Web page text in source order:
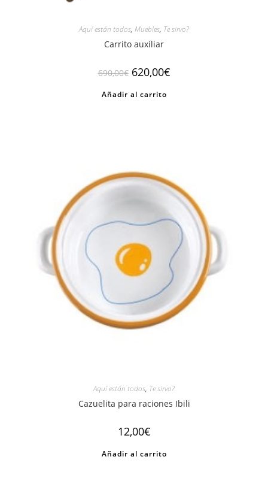
Aquí están todos, Muebles, Te sirvo?
Carrito auxiliar
690,00€ El
precio
era:
620,00€El
precio
Añadir al carrito
Aquí están todos, Te sirvo?
Cazuelita para raciones Ibili
12,00€
Añadir al carrito